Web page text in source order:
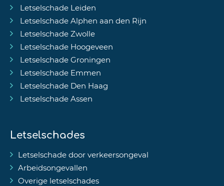
Letselschade Leiden
Letselschade Alphen aan den Rijn
Letselschade Zwolle
Letselschade Hoogeveen
Letselschade Groningen
Letselschade Emmen
Letselschade Den Haag
Letselschade Assen
Letselschades
Letselschade door verkeersongeval
Arbeidsongevallen
Overige letselschades